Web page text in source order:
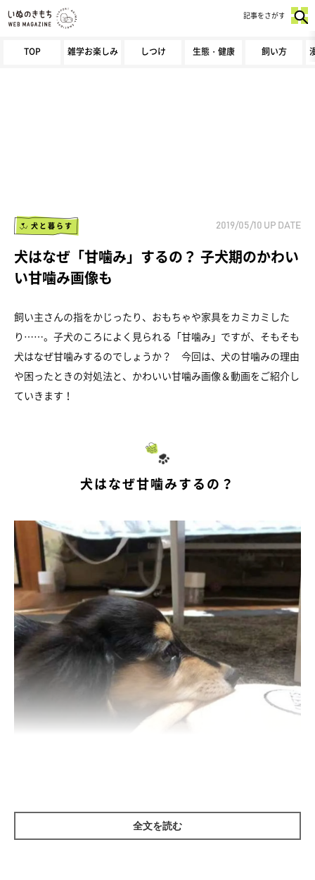
TOP 雑学お楽しみ しつけ 生態・健康 飼い方
記事をさがす
犬と暮らす 2019/05/10 UP DATE
犬はなぜ「甘噛み」するの？ 子犬期のかわい
い甘噛み画像も
飼い主さんの指をかじったり、おもちゃや家具をカミカミした
り……。子犬のころによく見られる「甘噛み」ですが、そもそも
犬はなぜ甘噛みするのでしょうか？ 今回は、犬の甘噛みの理由
や困ったときの対処法と、かわいい甘噛み画像＆動画をご紹介し
ていきます！
犬はなぜ甘噛みするの？
いぬのきもち投稿写真ギャラリー
全文を読む